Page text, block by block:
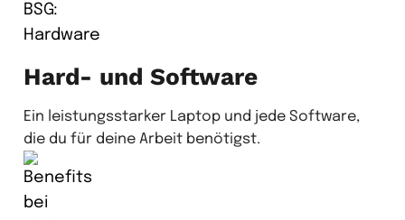
Hard- und Software
Ein leistungsstarker Laptop und jede Software,
die du für deine Arbeit benötigst.